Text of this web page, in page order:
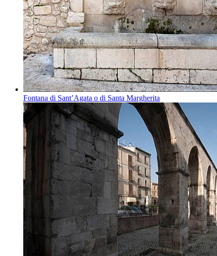
Fontana di Sant’Agata o di Santa Margherita